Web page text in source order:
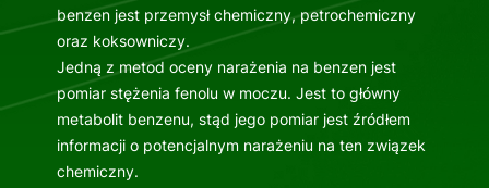
benzen jest przemysł chemiczny, petrochemiczny
oraz koksowniczy.
Jedną z metod oceny narażenia na benzen jest
pomiar stężenia fenolu w moczu. Jest to główny
metabolit benzenu, stąd jego pomiar jest źródłem
informacji o potencjalnym narażeniu na ten związek
chemiczny.